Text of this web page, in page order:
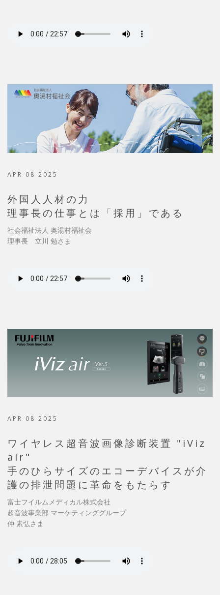
APR 08 2025
外国人人材の力
理事長の仕事とは「採用」である
社会福祉法人 奥湯村福祉会
理事長 立川 勉さま
APR 08 2025
ワイヤレス超音波画像診断装置 "iViz
air"
手のひらサイズのエコーデバイスが介
護の排泄問題に革命をもたらす
富士フイルムメディカル株式会社
超音波事業部 マーケティンググループ
仲 素弘さま